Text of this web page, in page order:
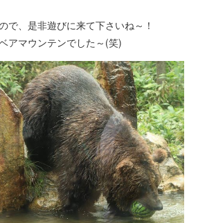
で、是非遊びに来て下さいね～！
アマウンテンでした～(笑)